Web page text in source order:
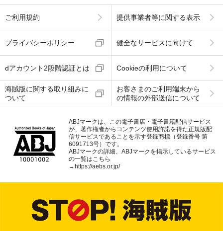
ご利用規約 提供事業者等に関する表示
プライバシーポリシー 健全なサービスに向けて
dアカウント2段階認証とは Cookieの利用について
海賊版に関する取り組みに
ついて
お客さまのご利用端末から
の情報の外部送信について
ABJマークは、この電子書店・電子書籍配信サービス
が、著作権者からコンテンツ使用許諾を得た正規版配
信サービスであることを示す登録商標（登録番号 第
6091713号）です。
ABJマークの詳細、ABJマークを掲示しているサービス
の一覧はこちら
→https://aebs.or.jp/